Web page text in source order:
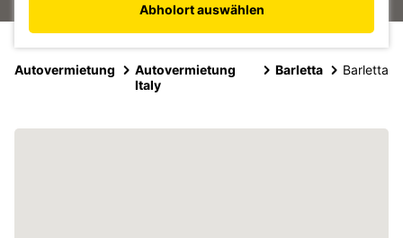
Abholort auswählen
Autovermietung
Autovermietung
Italy
Barletta Barletta